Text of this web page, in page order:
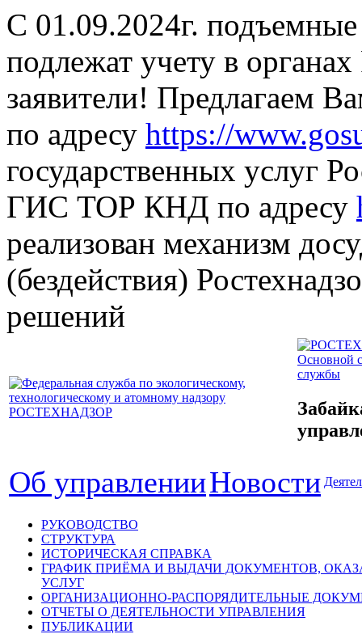
С 01.09.2024г.
подлежат учету в органах
заявители! Предлагаем
по адресу https://
государственных услуг
ГИС ТОР КНД по адресу
реализован механизм
(бездействия)
решений
Основной
службы
Об управленииНовости
РУКОВОДСТВО
СТРУКТУРА
ИСТОРИЧЕСКАЯ СПРАВКА
ГРАФИК ПРИЁМА И ВЫДАЧИ ДОКУМЕНТОВ,
УСЛУГ
ОРГАНИЗАЦИОННО-РАСПОРЯДИТЕЛЬНЫЕ
ОТЧЕТЫ О ДЕЯТЕЛЬНОСТИ УПРАВЛЕНИЯ
ПУБЛИКАЦИИ